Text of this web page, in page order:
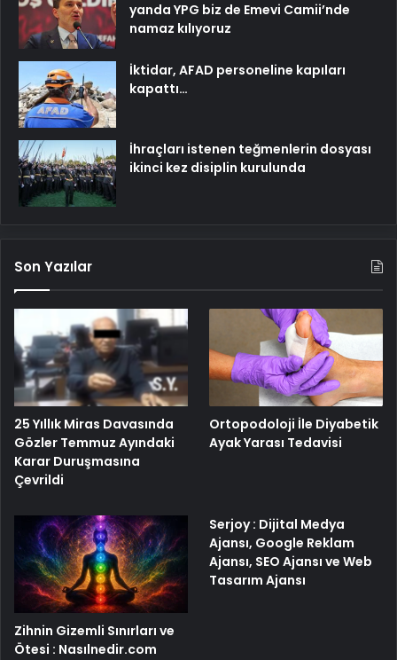
yanda YPG biz de Emevi Camii’nde
namaz kılıyoruz
İktidar, AFAD personeline kapıları
kapattı…
İhraçları istenen teğmenlerin dosyası
ikinci kez disiplin kurulunda
Son Yazılar
25 Yıllık Miras Davasında
Gözler Temmuz Ayındaki
Karar Duruşmasına
Çevrildi
Ortopodoloji İle Diyabetik
Ayak Yarası Tedavisi
Zihnin Gizemli Sınırları ve
Ötesi : Nasılnedir.com
Serjoy : Dijital Medya
Ajansı, Google Reklam
Ajansı, SEO Ajansı ve Web
Tasarım Ajansı